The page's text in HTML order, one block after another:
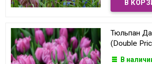
Тюльпан
(Double
В